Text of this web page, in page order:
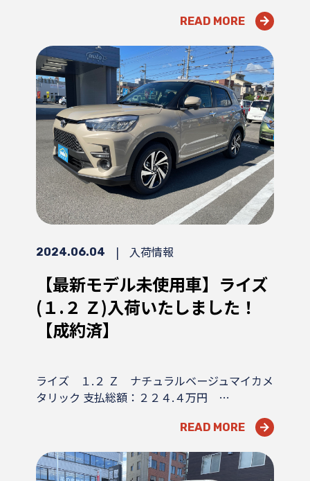
READ MORE
2024.06.04 | 入荷情報
【最新モデル未使用車】ライズ
(１.２ Ｚ)入荷いたしました！
【成約済】
ライズ １.２ Ｚ ナチュラルベージュマイカメ
タリック 支払総額：２２４.４万円 …
READ MORE